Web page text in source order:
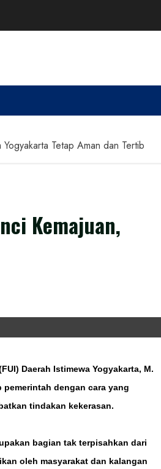
Tetap Aman dan Tertib
Kemajuan,
Daerah Istimewa Yogyakarta, M.
dengan cara yang
tindakan kekerasan.
bagian tak terpisahkan dari
oleh masyarakat dan kalangan